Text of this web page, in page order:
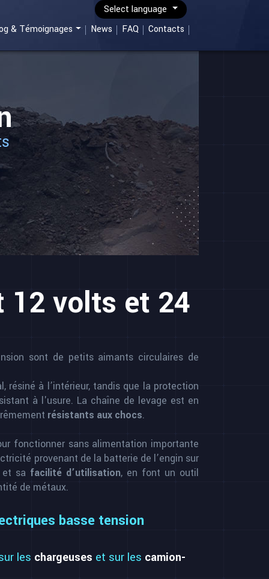
Select language
& Témoignages
News FAQ Contacts
12 volts et 24
sont de petits aimants circulaires de
résiné à l’intérieur, tandis que la protection
à l'usure. La chaîne de levage est en
résistants aux chocs.
fonctionner sans alimentation importante
provenant de la batterie de l’engin sur
sa facilité d’utilisation, en font un outil
de métaux.
basse tension
les chargeuses et sur les camion-